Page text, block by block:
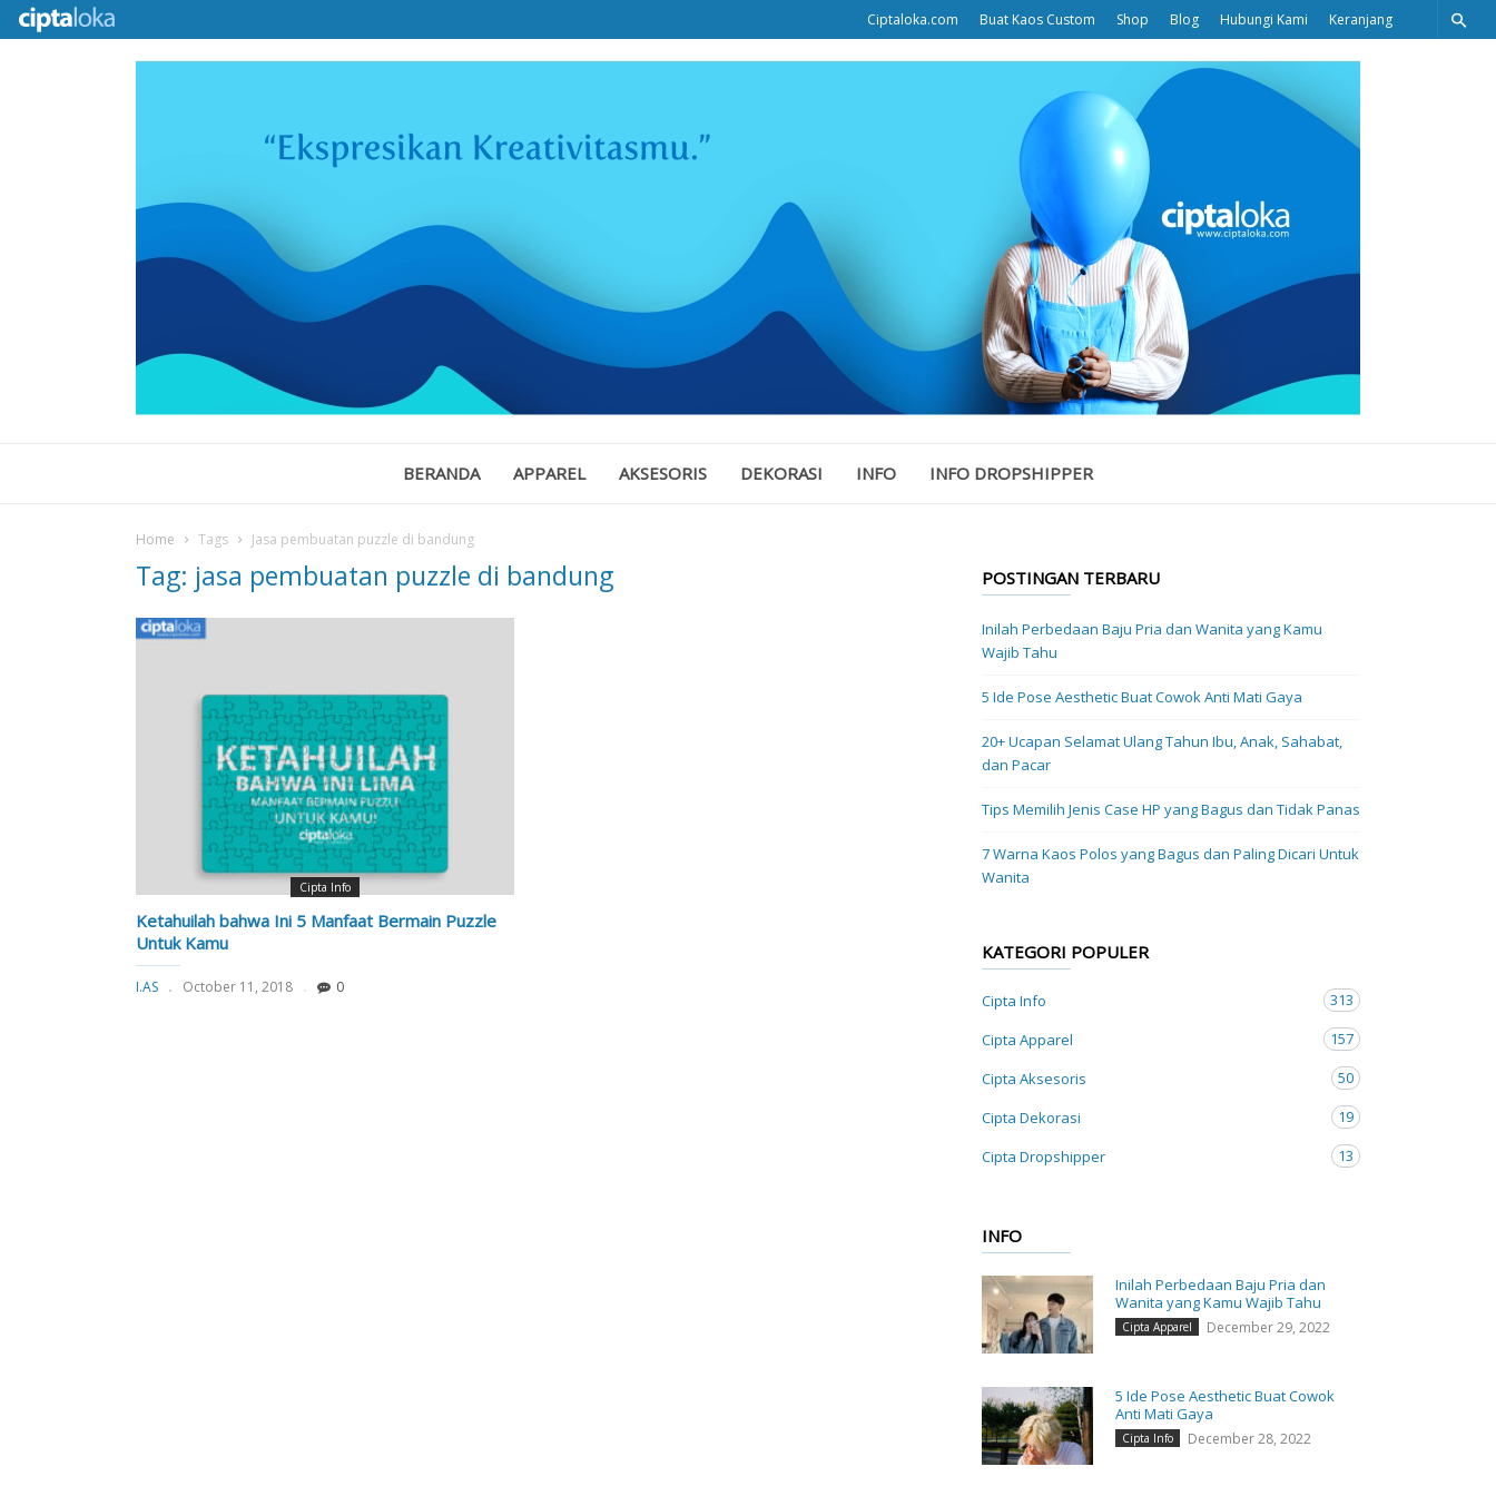
Ciptaloka.com Buat Kaos Custom Shop Blog Hubungi Kami Keranjang
BERANDA APPAREL AKSESORIS DEKORASI INFO INFO DROPSHIPPER
Home Tags Jasa pembuatan puzzle di bandung
Tag: jasa pembuatan puzzle di bandung
Cipta Info
Ketahuilah bahwa Ini 5 Manfaat Bermain Puzzle
Untuk Kamu
I.AS October 11, 2018 0
POSTINGAN TERBARU
Inilah Perbedaan Baju Pria dan Wanita yang Kamu
Wajib Tahu
5 Ide Pose Aesthetic Buat Cowok Anti Mati Gaya
20+ Ucapan Selamat Ulang Tahun Ibu, Anak, Sahabat,
dan Pacar
Tips Memilih Jenis Case HP yang Bagus dan Tidak Panas
7 Warna Kaos Polos yang Bagus dan Paling Dicari Untuk
Wanita
KATEGORI POPULER
Cipta Info
313
Cipta Apparel
157
Cipta Aksesoris
50
Cipta Dekorasi
19
Cipta Dropshipper
13
INFO
Inilah Perbedaan Baju Pria dan
Wanita yang Kamu Wajib Tahu
Cipta Apparel December 29, 2022
5 Ide Pose Aesthetic Buat Cowok
Anti Mati Gaya
Cipta Info December 28, 2022